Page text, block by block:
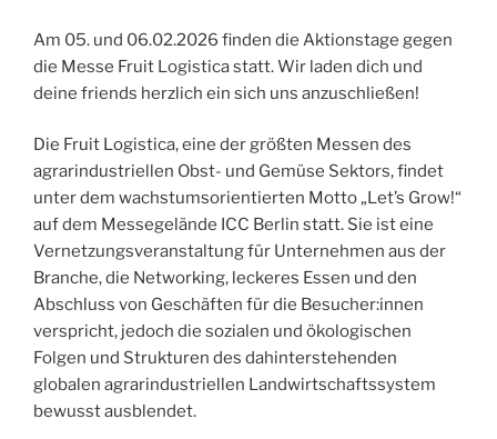
Am 05. und 06.02.2026 finden die Aktionstage gegen
die Messe Fruit Logistica statt. Wir laden dich und
deine friends herzlich ein sich uns anzuschließen!
Die Fruit Logistica, eine der größten Messen des
agrarindustriellen Obst- und Gemüse Sektors, findet
unter dem wachstumsorientierten Motto „Let’s Grow!“
auf dem Messegelände ICC Berlin statt. Sie ist eine
Vernetzungsveranstaltung für Unternehmen aus der
Branche, die Networking, leckeres Essen und den
Abschluss von Geschäften für die Besucher:innen
verspricht, jedoch die sozialen und ökologischen
Folgen und Strukturen des dahinterstehenden
globalen agrarindustriellen Landwirtschaftssystem
bewusst ausblendet.